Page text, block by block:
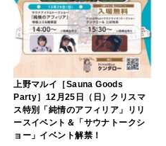
上野マルイ［Sauna Goods
Party］12月25日（日）クリスマ
ス特別「純情のアフィリア」リリ
ースイベント＆「サウナトークシ
ョー」イベント解禁！